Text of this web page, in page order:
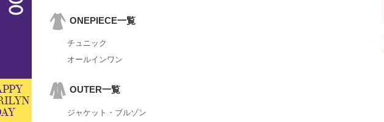
ONEPIECE一覧
チュニック
オールインワン
OUTER一覧
ジャケット・ブルゾン